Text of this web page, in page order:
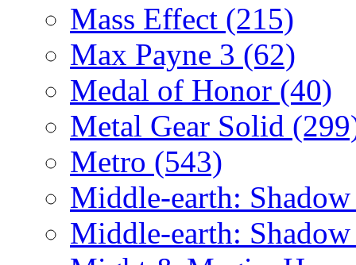
Mass Effect (215)
Max Payne 3 (62)
Medal of Honor (40)
Metal Gear Solid
Metro (543)
Middle-earth:
Middle-earth: